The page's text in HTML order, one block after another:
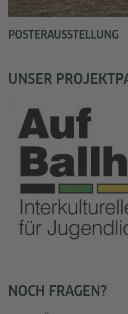
POSTERAUSSTELLUNG
UNSER
NOCH FRAGEN?